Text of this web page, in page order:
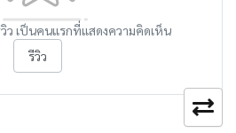
ว เป็นคนแรกที่แสดงความคิดเห็น
รีวิว